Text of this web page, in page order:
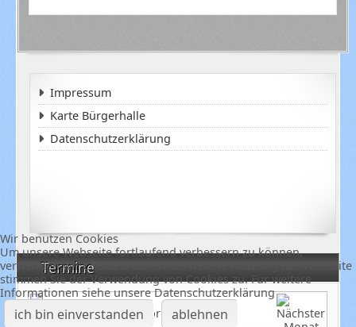
Termine
Februar 2026
Impressum
Karte Bürgerhalle
Datenschutzerklärung
Wir benutzen Cookies
Um unsere Webseite fortlaufend verbessern zu können,
verwenden wir Cookies. Durch die weitere Nutzung der Webseite
stimmen Sie der Verwendung von Cookies zu. Für weitere
Informationen siehe unsere Datenschutzerklärung
ich bin einverstanden ablehnen